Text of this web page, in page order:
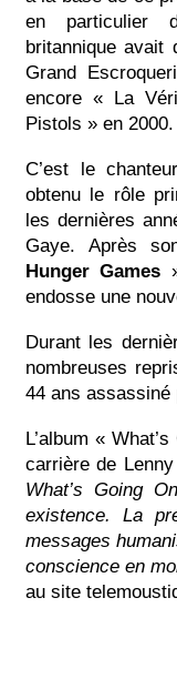
en particulier
britannique
Grand
encore « La
Pistols » en 2000.
C’est le
obtenu le rôle
les dernières
Gaye. Après
Hunger Games
endosse une
Durant les
nombreuses
44 ans assassiné
L’album «
carrière de
What’s Going
existence. La
messages
conscience en
au site